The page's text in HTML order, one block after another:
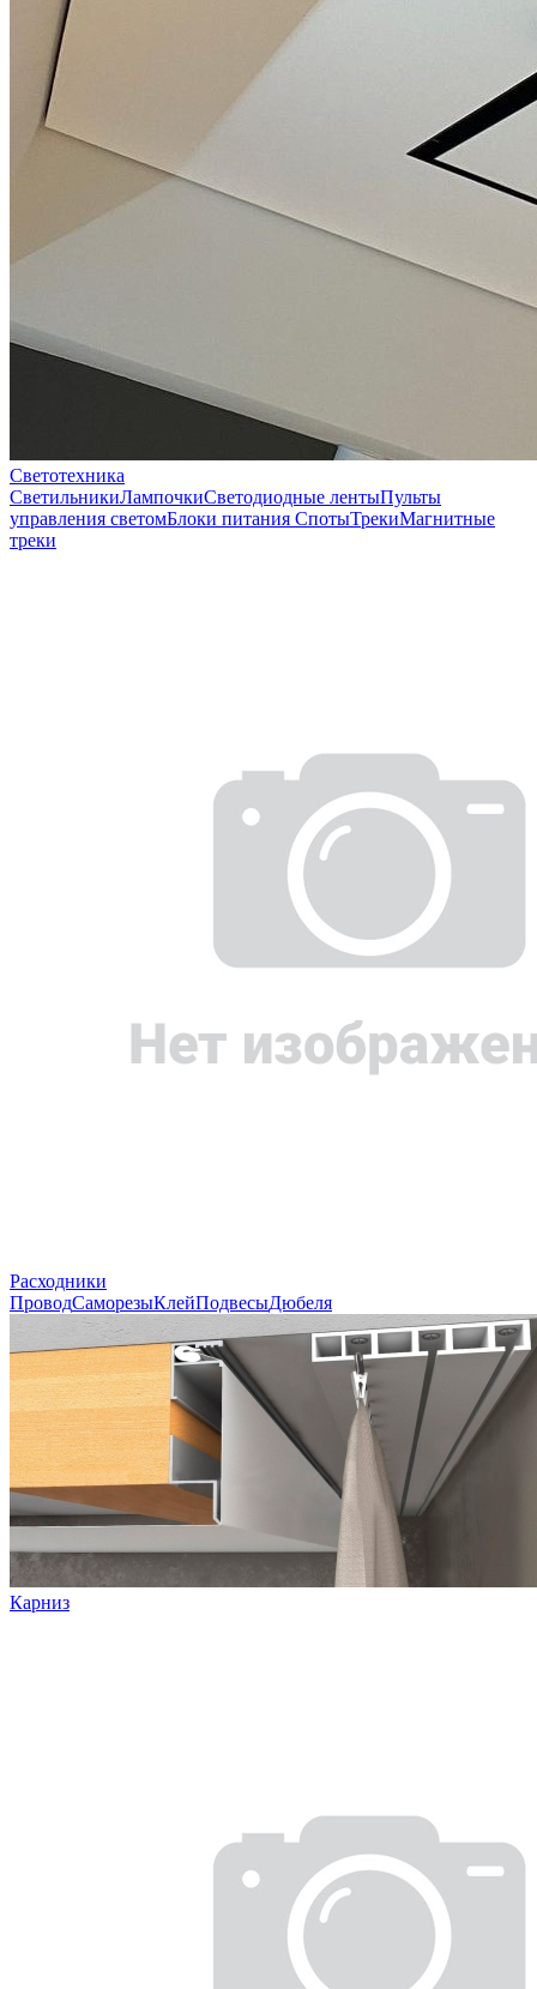
Светотехника
СветильникиЛампочкиСветодиодные лентыПульты
управления светомБлоки питания СпотыТрекиМагнитные
треки
Расходники
ПроводСаморезыКлейПодвесыДюбеля
Карниз